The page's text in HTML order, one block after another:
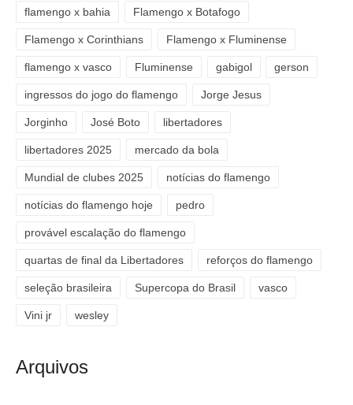
flamengo x bahia Flamengo x Botafogo
Flamengo x Corinthians Flamengo x Fluminense
flamengo x vasco Fluminense gabigol gerson
ingressos do jogo do flamengo Jorge Jesus
Jorginho José Boto libertadores
libertadores 2025 mercado da bola
Mundial de clubes 2025 notícias do flamengo
notícias do flamengo hoje pedro
provável escalação do flamengo
quartas de final da Libertadores reforços do flamengo
seleção brasileira Supercopa do Brasil vasco
Vini jr wesley
Arquivos